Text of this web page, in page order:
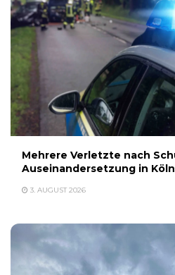
Mehrere Verletzte nach
Auseinandersetzung in
3. AUGUST 2026